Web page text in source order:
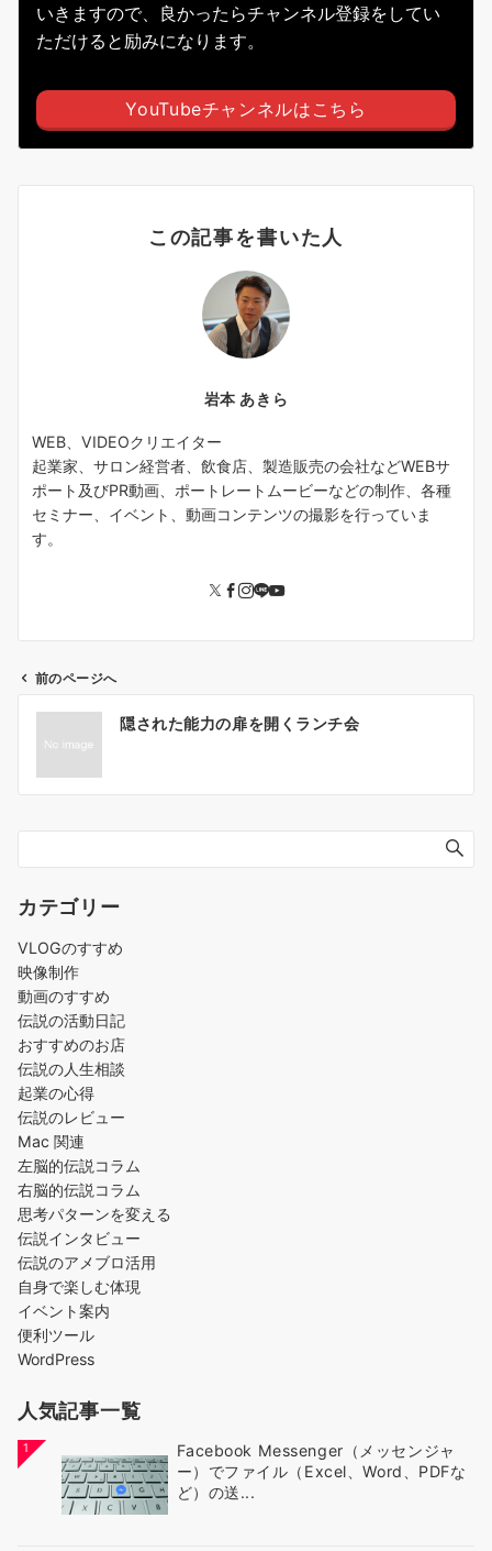
いきますので、良かったらチャンネル登録をしてい
ただけると励みになります。
YouTubeチャンネルはこちら
この記事を書いた人
岩本 あきら
WEB、VIDEOクリエイター
起業家、サロン経営者、飲食店、製造販売の会社などWEBサ
ポート及びPR動画、ポートレートムービーなどの制作、各種
セミナー、イベント、動画コンテンツの撮影を行っていま
す。
シ
ョ
前のページへ
隠された能力の扉を開くランチ会
カテゴリー
VLOGのすすめ
映像制作
動画のすすめ
伝説の活動日記
おすすめのお店
伝説の人生相談
起業の心得
伝説のレビュー
Mac 関連
左脳的伝説コラム
右脳的伝説コラム
思考パターンを変える
伝説インタビュー
伝説のアメブロ活用
自身で楽しむ体現
イベント案内
便利ツール
WordPress
人気記事一覧
1
Facebook Messenger（メッセンジャ
ー）でファイル（Excel、Word、PDFな
ど）の送...